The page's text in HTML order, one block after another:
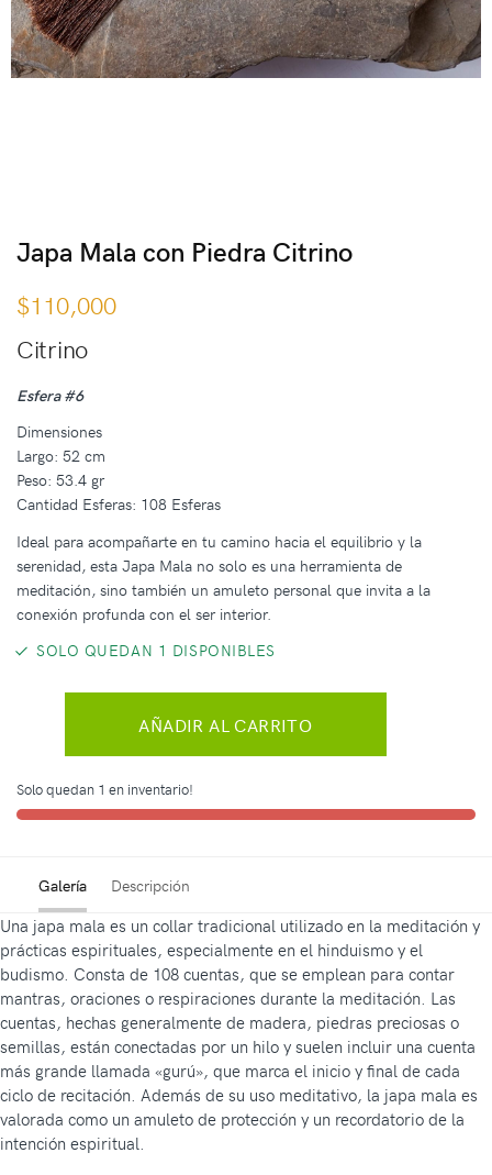
Japa Mala con Piedra Citrino
$110,000
Citrino
Esfera #6
Dimensiones
Largo: 52 cm
Peso: 53.4 gr
Cantidad Esferas: 108 Esferas
Ideal para acompañarte en tu camino hacia el equilibrio y la
serenidad, esta Japa Mala no solo es una herramienta de
meditación, sino también un amuleto personal que invita a la
conexión profunda con el ser interior.
SOLO QUEDAN 1 DISPONIBLES
AÑADIR AL CARRITO
Solo quedan 1 en inventario!
Galería Descripción
Una japa mala es un collar tradicional utilizado en la meditación y
prácticas espirituales, especialmente en el hinduismo y el
budismo. Consta de 108 cuentas, que se emplean para contar
mantras, oraciones o respiraciones durante la meditación. Las
cuentas, hechas generalmente de madera, piedras preciosas o
semillas, están conectadas por un hilo y suelen incluir una cuenta
más grande llamada «gurú», que marca el inicio y final de cada
ciclo de recitación. Además de su uso meditativo, la japa mala es
valorada como un amuleto de protección y un recordatorio de la
intención espiritual.